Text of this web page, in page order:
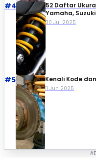
#4
52 Daftar
Yamaha, Suzuki​
30 Jul 2025
#5 Kenali Kode
11 Jun 2025